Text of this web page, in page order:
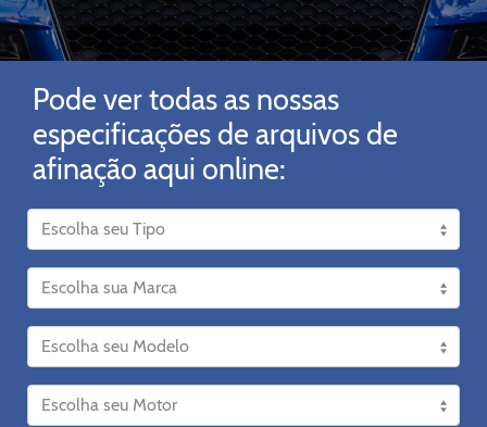
Pode ver todas as nossas
especificações de arquivos de
afinação aqui online: